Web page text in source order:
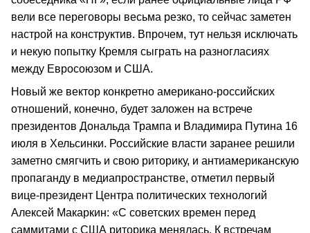
вели все переговоры весьма резко, то сейчас заметен
настрой на конструктив. Впрочем, тут нельзя исключать
и некую попытку Кремля сыграть на разногласиях
между Евросоюзом и США.
Новый же вектор конкретно американо-российских
отношений, конечно, будет заложен на встрече
президентов Дональда Трампа и Владимира Путина 16
июля в Хельсинки. Российские власти заранее решили
заметно смягчить и свою риторику, и антиамериканскую
пропаганду в медиапространстве, отметил первый
вице-президент Центра политических технологий
Алексей Макаркин: «С советских времен перед
саммитами с США риторика менялась. К встречам